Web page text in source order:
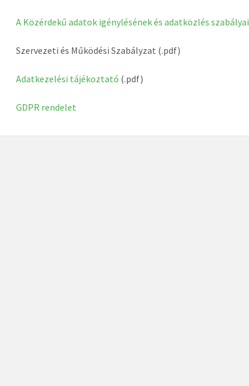
A Közérdekű adatok igénylésének és adatközlés szabályai
Szervezeti és Működési Szabályzat (.pdf)
Adatkezelési tájékoztató (.pdf)
GDPR rendelet